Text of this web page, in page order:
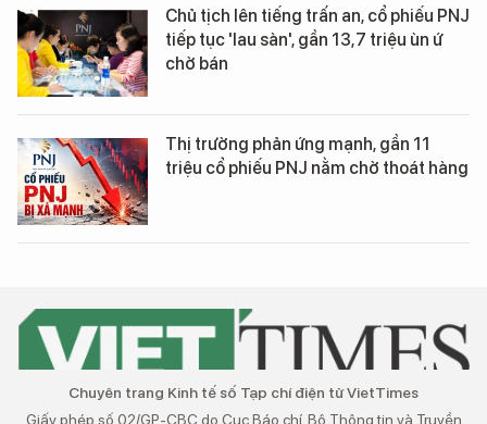
Chủ tịch lên tiếng trấn an, cổ phiếu PNJ
tiếp tục 'lau sàn', gần 13,7 triệu ùn ứ
chờ bán
Thị trường phản ứng mạnh, gần 11
triệu cổ phiếu PNJ nằm chờ thoát hàng
Chuyên trang Kinh tế số Tạp chí điện tử VietTimes
Giấy phép số 02/GP-CBC do Cục Báo chí, Bộ Thông tin và Truyền